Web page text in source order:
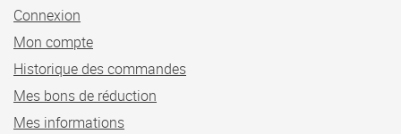
Connexion
Mon compte
Historique des commandes
Mes bons de réduction
Mes informations